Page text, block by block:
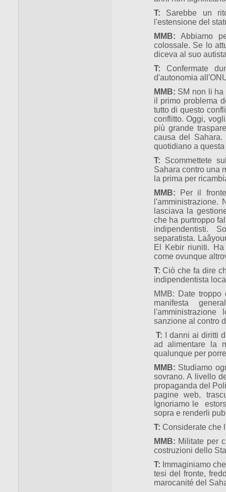
T: Sarebbe un
l'estensione del
MMB: Abbiamo
colossale. Se lo
diceva al suo
T: Confermate
d'autonomia
MMB: SM non li ha
il primo problema
tutto di questo
conflitto. Oggi,
più grande
causa del
quotidiano a
T: Scommettete
Sahara contro una
la prima per
MMB: Per il
lasciava la
che ha purtroppo
indipendentisti.
separatista.
El Kebir riuniti.
come ovunque
T: Ciò che fa dire
indipendentista
MMB: Date
manifesta
sanzione al contro
T: I danni ai diritti
ad alimentare la
qualunque per
MMB: Studiamo
sovrano. A livello
propaganda del
pagine web,
Ignoriamo le
sopra e renderli
T: Considerate che
MMB: Militate per
costruzioni dello
T: Immaginiamo
tesi del fronte,
marocanité del